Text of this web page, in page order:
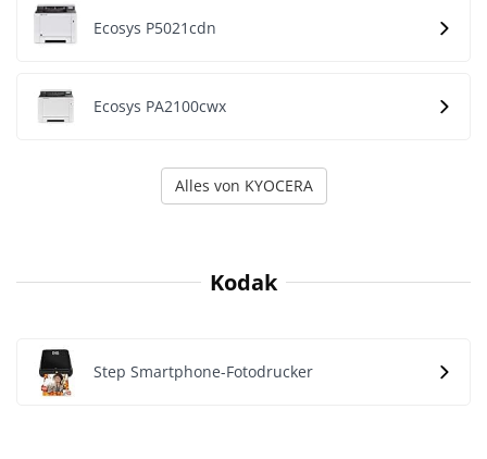
Ecosys P5021cdn
Ecosys PA2100cwx
Alles von KYOCERA
Kodak
Step Smartphone-Fotodrucker